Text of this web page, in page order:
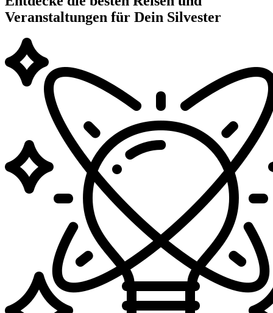
Veranstaltungen für Dein Silvester